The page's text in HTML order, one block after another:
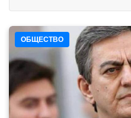
ОБЩЕСТВО